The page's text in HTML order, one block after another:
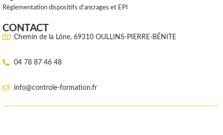
Règlementation dispositifs d'ancrages et EPI
CONTACT
Chemin de la Lône, 69310 OULLINS-PIERRE-BÉNITE
04 78 87 46 48
info@controle-formation.fr